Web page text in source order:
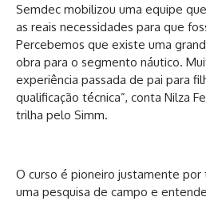
Semdec mobilizou uma equipe
as reais necessidades para que
Percebemos que existe uma
obra para o segmento náutico.
experiência passada de pai para
qualificação técnica”, conta Nilza
trilha pelo Simm.
O curso é pioneiro justamente por
uma pesquisa de campo e